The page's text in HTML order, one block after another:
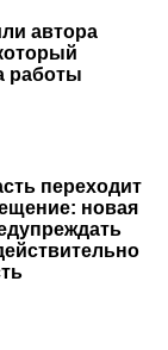
автора
работы
переходит
новая